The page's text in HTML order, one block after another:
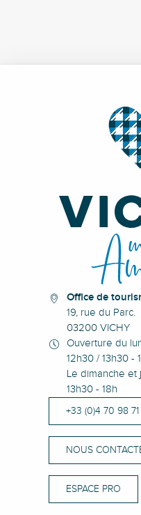
Office de
19, rue du Parc.
03200 VICHY
Ouverture du
12h30 / 13h30 -
Le dimanche et
13h30 - 18h
+33 (0)4 70 98
NOUS
ESPACE PRO